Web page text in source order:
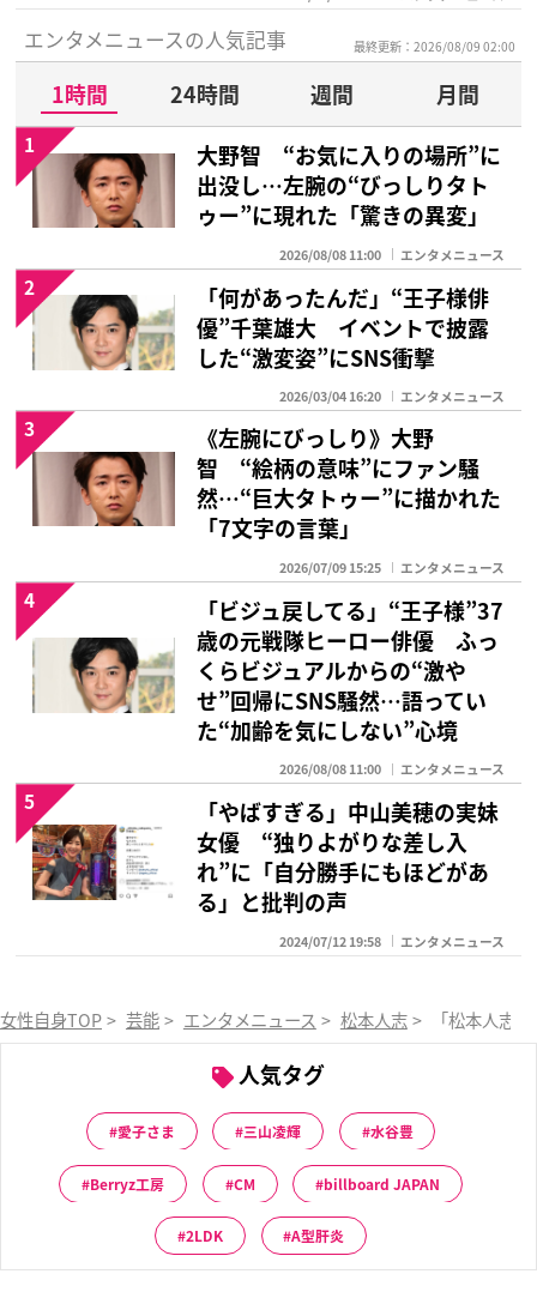
エンタメニュースの人気記事 最終更新：2026/08/09 02:00
1時間 24時間 週間
月間
大野智 “お気に入りの場所”に
出没し…左腕の“びっしりタト
ゥー”に現れた「驚きの異変」
2026/08/08 11:00 エンタメニュース
1
「何があったんだ」“王子様俳
優”千葉雄大 イベントで披露
した“激変姿”にSNS衝撃
2026/03/04 16:20 エンタメニュース
2
《左腕にびっしり》大野
智 “絵柄の意味”にファン騒
然…“巨大タトゥー”に描かれた
「7文字の言葉」
2026/07/09 15:25 エンタメニュース
3
「ビジュ戻してる」“王子様”37
歳の元戦隊ヒーロー俳優 ふっ
くらビジュアルからの“激や
せ”回帰にSNS騒然…語ってい
た“加齢を気にしない”心境
2026/08/08 11:00 エンタメニュース
4
「やばすぎる」中山美穂の実妹
女優 “独りよがりな差し入
れ”に「自分勝手にもほどがあ
る」と批判の声
2024/07/12 19:58 エンタメニュース
5
女性自身TOP > 芸能 > エンタメニュース > 松本人志 > 「松本人志
人気タグ
愛子さま 三山凌輝 水谷豊
Berryz工房 CM billboard JAPAN
2LDK A型肝炎